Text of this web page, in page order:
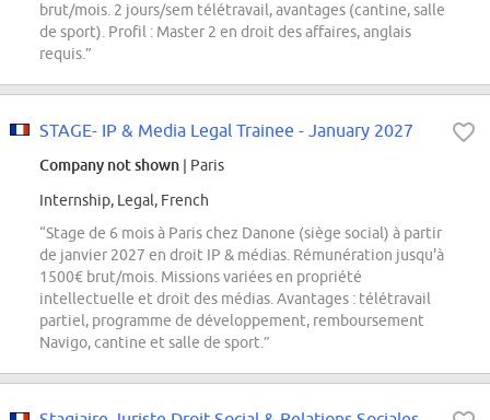
brut/mois. 2 jours/sem télétravail, avantages (cantine, salle
de sport). Profil : Master 2 en droit des affaires, anglais
requis.”
STAGE- IP & Media Legal Trainee - January 2027
Company not shown | Paris
Internship, Legal, French
“Stage de 6 mois à Paris chez Danone (siège social) à partir
de janvier 2027 en droit IP & médias. Rémunération jusqu'à
1500€ brut/mois. Missions variées en propriété
intellectuelle et droit des médias. Avantages : télétravail
partiel, programme de développement, remboursement
Navigo, cantine et salle de sport.”